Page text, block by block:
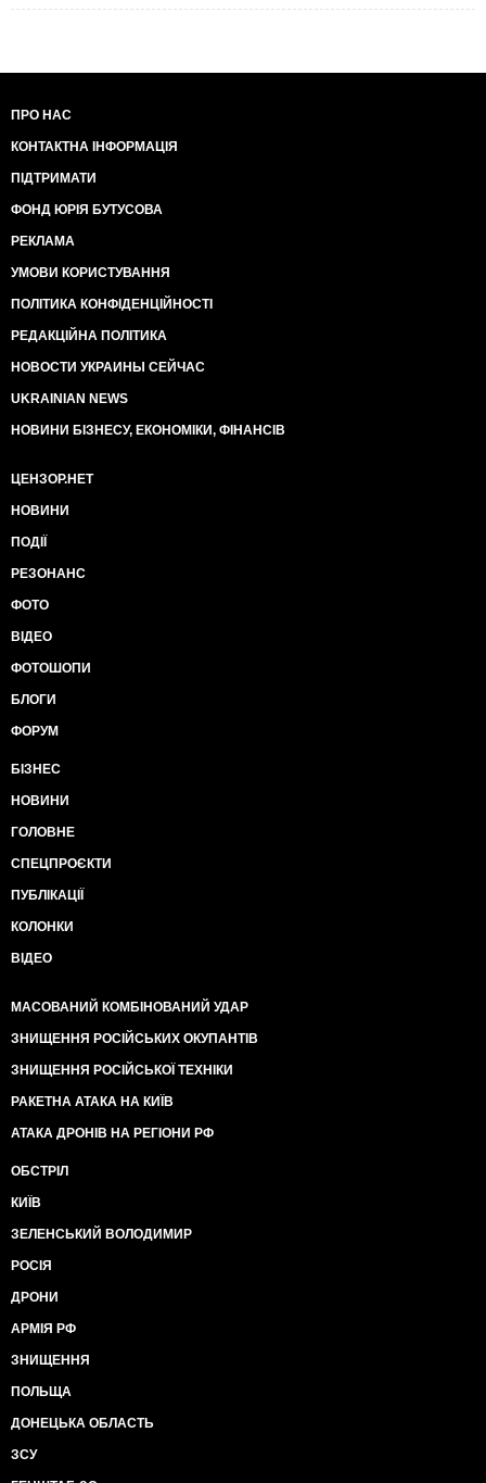
ПРО НАС
КОНТАКТНА ІНФОРМАЦІЯ
ПІДТРИМАТИ
ФОНД ЮРІЯ БУТУСОВА
РЕКЛАМА
УМОВИ КОРИСТУВАННЯ
ПОЛІТИКА КОНФІДЕНЦІЙНОСТІ
РЕДАКЦІЙНА ПОЛІТИКА
НОВОСТИ УКРАИНЫ СЕЙЧАС
UKRAINIAN NEWS
НОВИНИ БІЗНЕСУ, ЕКОНОМІКИ, ФІНАНСІВ
ЦЕНЗОР.НЕТ
НОВИНИ
ПОДІЇ
РЕЗОНАНС
ФОТО
ВІДЕО
ФОТОШОПИ
БЛОГИ
ФОРУМ
БІЗНЕС
НОВИНИ
ГОЛОВНЕ
СПЕЦПРОЄКТИ
ПУБЛІКАЦІЇ
КОЛОНКИ
ВІДЕО
МАСОВАНИЙ КОМБІНОВАНИЙ УДАР
ЗНИЩЕННЯ РОСІЙСЬКИХ ОКУПАНТІВ
ЗНИЩЕННЯ РОСІЙСЬКОЇ ТЕХНІКИ
РАКЕТНА АТАКА НА КИЇВ
АТАКА ДРОНІВ НА РЕГІОНИ РФ
ОБСТРІЛ
КИЇВ
ЗЕЛЕНСЬКИЙ ВОЛОДИМИР
РОСІЯ
ДРОНИ
АРМІЯ РФ
ЗНИЩЕННЯ
ПОЛЬЩА
ДОНЕЦЬКА ОБЛАСТЬ
ЗСУ